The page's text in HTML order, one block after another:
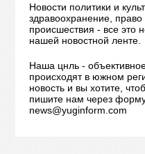
Новости политики и
здравоохранение,
происшествия - все это
нашей новостной ленте.
Наша цнль -
происходят в южном
новость и вы хотите,
пишите нам через
news@yuginform.com